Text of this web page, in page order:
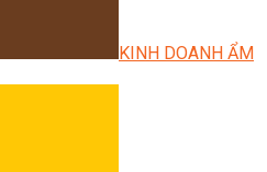
KINH DOANH ẨM